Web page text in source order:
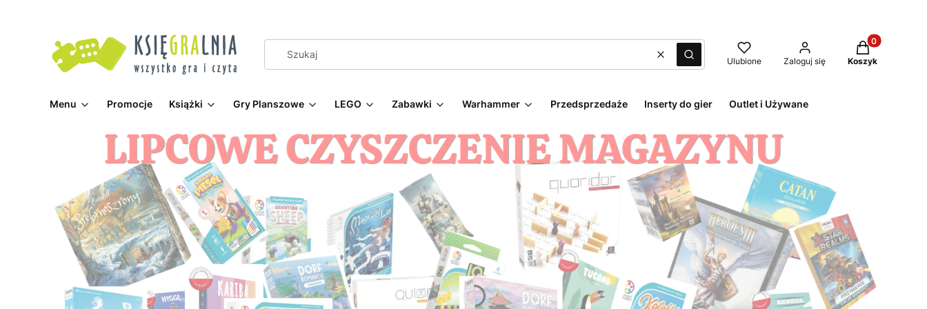
WyczyśćSzukaj Ulubione Zaloguj się
Produkty w
Koszyk
Menu Promocje Książki Gry Planszowe LEGO Zabawki Warhammer Przedsprzedaże Inserty do gier Outlet i Używane